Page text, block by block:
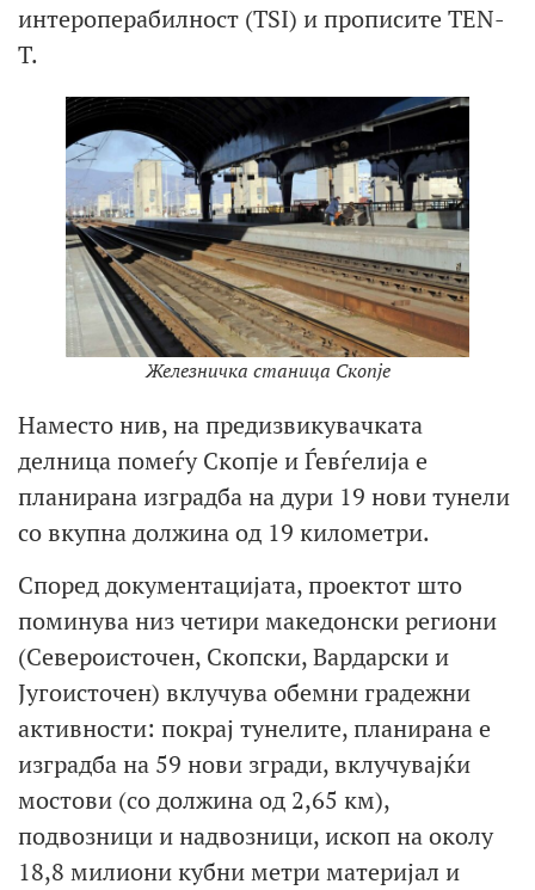
интероперабилност (TSI) и прописите TEN-
T.
Железничка станица Скопје
Наместо нив, на предизвикувачката
делница помеѓу Скопјe и Ѓевѓелија е
планирана изградба на дури 19 нови тунели
со вкупна должина од 19 километри.
Според документацијата, проектот што
поминува низ четири македонски региони
(Североисточен, Скопски, Вардарски и
Југоисточен) вклучува обемни градежни
активности: покрај тунелите, планирана е
изградба на 59 нови згради, вклучувајќи
мостови (со должина од 2,65 км),
подвозници и надвозници, ископ на околу
18,8 милиони кубни метри материјал и